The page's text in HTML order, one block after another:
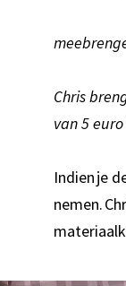
Chris
van 5
Indien je
nemen.